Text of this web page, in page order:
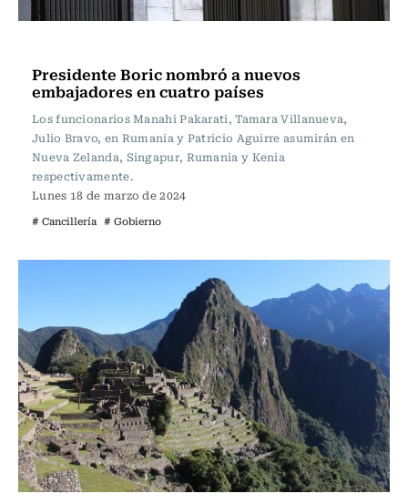
Presidente Boric nombró a nuevos
embajadores en cuatro países
Los funcionarios Manahi Pakarati, Tamara Villanueva,
Julio Bravo, en Rumania y Patricio Aguirre asumirán en
Nueva Zelanda, Singapur, Rumania y Kenia
respectivamente.
Lunes 18 de marzo de 2024
# Cancillería # Gobierno